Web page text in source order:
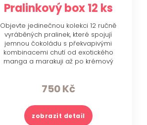
Pralinkový box 12 ks
Objevte jedinečnou kolekci 12 ručně
vyráběných pralinek, které spojují
jemnou čokoládu s překvapivými
kombinacemi chutí od exotického
manga a marakuji až po krémový
gurmánské kolekci nádech luxusu.
750Kč
zobrazit detail